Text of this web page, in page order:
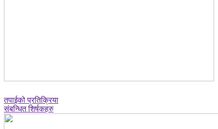
तपाईको प्रतिक्रिया
संबन्धित शिर्षकहरु